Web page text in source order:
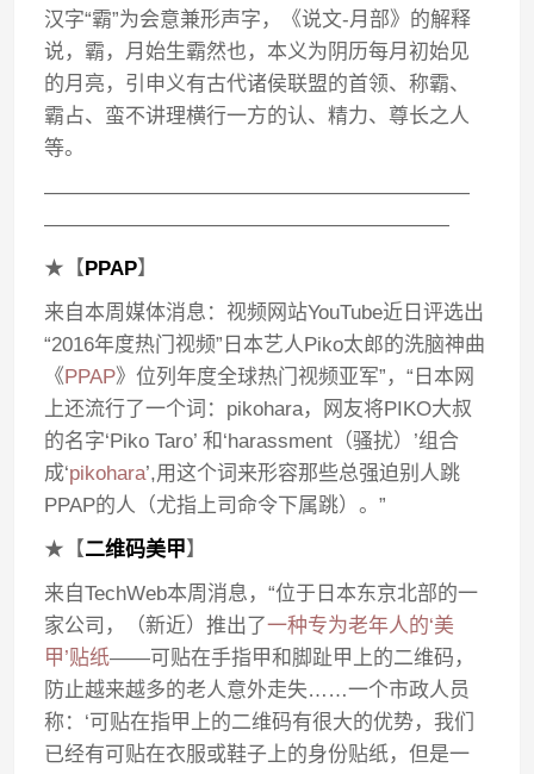
汉字“霸”为会意兼形声字，《说文-月部》的解释
说，霸，月始生霸然也，本义为阴历每月初始见
的月亮，引申义有古代诸侯联盟的首领、称霸、
霸占、蛮不讲理横行一方的认、精力、尊长之人
等。
—————————————————————
————————————————————
★【PPAP】
来自本周媒体消息：视频网站YouTube近日评选出
“2016年度热门视频”日本艺人Piko太郎的洗脑神曲
《PPAP》位列年度全球热门视频亚军”，“日本网
上还流行了一个词：pikohara，网友将PIKO大叔
的名字‘Piko Taro’ 和‘harassment（骚扰）’组合
成‘pikohara’,用这个词来形容那些总强迫别人跳
PPAP的人（尤指上司命令下属跳）。”
★【二维码美甲】
来自TechWeb本周消息，“位于日本东京北部的一
家公司，（新近）推出了一种专为老年人的‘美
甲’贴纸——可贴在手指甲和脚趾甲上的二维码，
防止越来越多的老人意外走失……一个市政人员
称：‘可贴在指甲上的二维码有很大的优势，我们
已经有可贴在衣服或鞋子上的身份贴纸，但是一